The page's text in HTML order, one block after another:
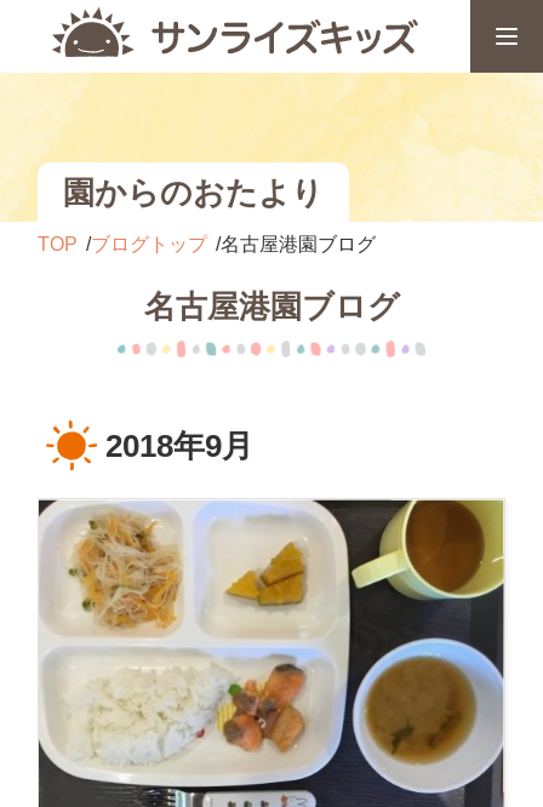
園からのおたより
TOP ブログトップ 名古屋港園ブログ
名古屋港園ブログ
2018年9月